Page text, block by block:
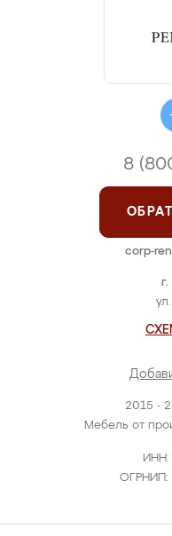
2015 -
Мебель от
ИНН:
ОГРНИП:
8
corp-